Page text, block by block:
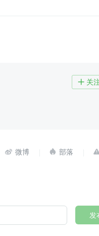
 关
 
发